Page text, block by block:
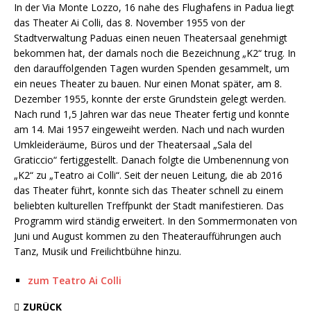
In der Via Monte Lozzo, 16 nahe des Flughafens in Padua liegt
das Theater Ai Colli, das 8. November 1955 von der
Stadtverwaltung Paduas einen neuen Theatersaal genehmigt
bekommen hat, der damals noch die Bezeichnung „K2“ trug. In
den darauffolgenden Tagen wurden Spenden gesammelt, um
ein neues Theater zu bauen. Nur einen Monat später, am 8.
Dezember 1955, konnte der erste Grundstein gelegt werden.
Nach rund 1,5 Jahren war das neue Theater fertig und konnte
am 14. Mai 1957 eingeweiht werden. Nach und nach wurden
Umkleideräume, Büros und der Theatersaal „Sala del
Graticcio“ fertiggestellt. Danach folgte die Umbenennung von
„K2“ zu „Teatro ai Colli“. Seit der neuen Leitung, die ab 2016
das Theater führt, konnte sich das Theater schnell zu einem
beliebten kulturellen Treffpunkt der Stadt manifestieren. Das
Programm wird ständig erweitert. In den Sommermonaten von
Juni und August kommen zu den Theateraufführungen auch
Tanz, Musik und Freilichtbühne hinzu.
zum Teatro Ai Colli
ZURÜCK